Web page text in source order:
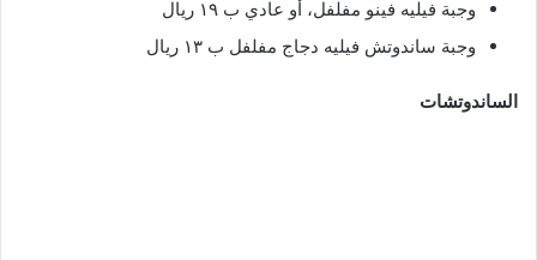
وجبة فيليه فينو مفلفل، أو عادي ب ١٩ ريال
وجبة ساندوتش فيليه دجاج مفلفل ب ١٣ ريال
الساندوتشات